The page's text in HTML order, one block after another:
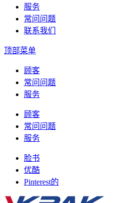
服务
常问问题
联系我们
顶部菜单
顾客
常问问题
服务
顾客
常问问题
服务
脸书
优酷
Pinterest的